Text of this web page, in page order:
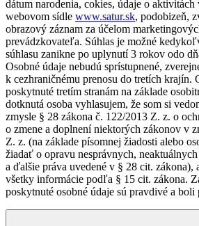
dátum narodenia, cokies, údaje o
webovom sídle www.satur.sk, podobizeň,
obrazový záznam za účelom
prevádzkovateľa. Súhlas je možné
súhlasu zanikne po uplynutí 3 rokov odo
Osobné údaje nebudú sprístupnené,
k cezhraničnému prenosu do tretích krajín.
poskytnuté tretím stranám na základe
dotknutá osoba vyhlasujem, že som si
zmysle § 28 zákona č. 122/2013 Z. z. o
o zmene a doplnení niektorých zákonov v
Z. z. (na základe písomnej žiadosti alebo
žiadať o opravu nesprávnych,
a ďalšie práva uvedené v § 28 cit. zákona),
všetky informácie podľa § 15 cit. zákona.
poskytnuté osobné údaje sú pravdivé a boli